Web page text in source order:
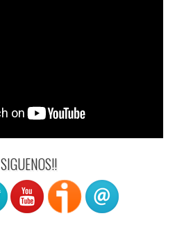
SIGUENOS!!